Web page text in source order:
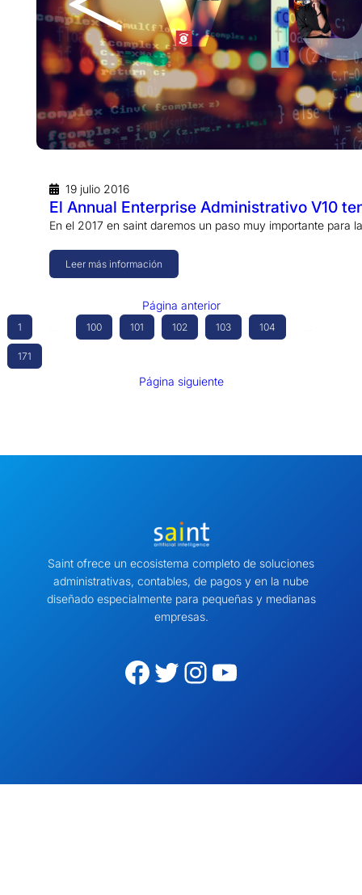
19 julio 2016
El Annual Enterprise Administrativo V10
En el 2017 en saint daremos un paso muy importante para
Leer más información
Página anterior
1 100 101 102 103 104
171
Página siguiente
Saint ofrece un ecosistema completo de soluciones
administrativas, contables, de pagos y en la nube
diseñado especialmente para pequeñas y medianas
empresas.
Facebook Twitter Instagram YouTube